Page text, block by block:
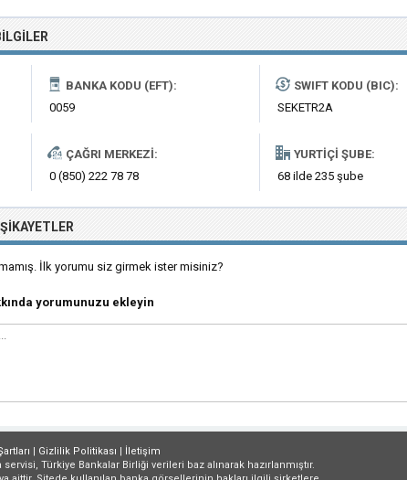
BANKA KODU (EFT):
0059
SWIFT KODU (BIC):
SEKETR2A
ÇAĞRI MERKEZI:
0 (850) 222 78 78
YURTIÇI ŞUBE:
68 ilde 235 şube
İlk yorumu siz girmek ister misiniz?
yorumunuzu ekleyin
| Gizlilik Politikası | İletişim
Türkiye Bankalar Birliği verileri baz alınarak hazırlanmıştır.